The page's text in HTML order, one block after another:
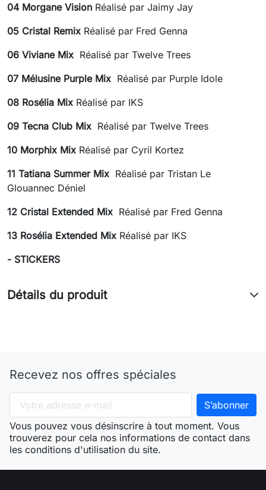
04 Morgane Vision Réalisé par Jaimy Jay
05 Cristal Remix Réalisé par Fred Genna
06 Viviane Mix Réalisé par Twelve Trees
07 Mélusine Purple Mix Réalisé par Purple Idole
08 Rosélia Mix Réalisé par IKS
09 Tecna Club Mix Réalisé par Twelve Trees
10 Morphix Mix Réalisé par Cyril Kortez
11 Tatiana Summer Mix Réalisé par Tristan Le
Glouannec Déniel
12 Cristal Extended Mix Réalisé par Fred Genna
13 Rosélia Extended Mix Réalisé par IKS
- STICKERS
Détails du produit
Recevez nos offres spéciales
Vous pouvez vous désinscrire à tout moment. Vous
trouverez pour cela nos informations de contact dans
les conditions d'utilisation du site.